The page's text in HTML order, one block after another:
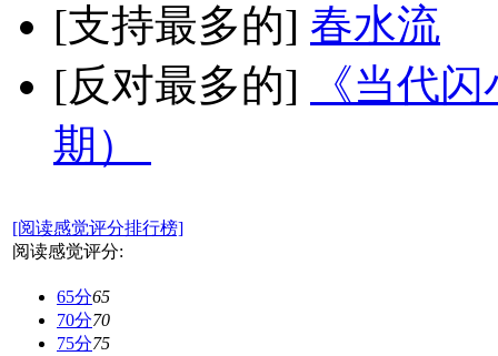
[支持最多的] 春水流
[反对最多的]
《当代
期）
[阅读感觉评分排行榜]
阅读感觉评分:
65分65
70分70
75分75